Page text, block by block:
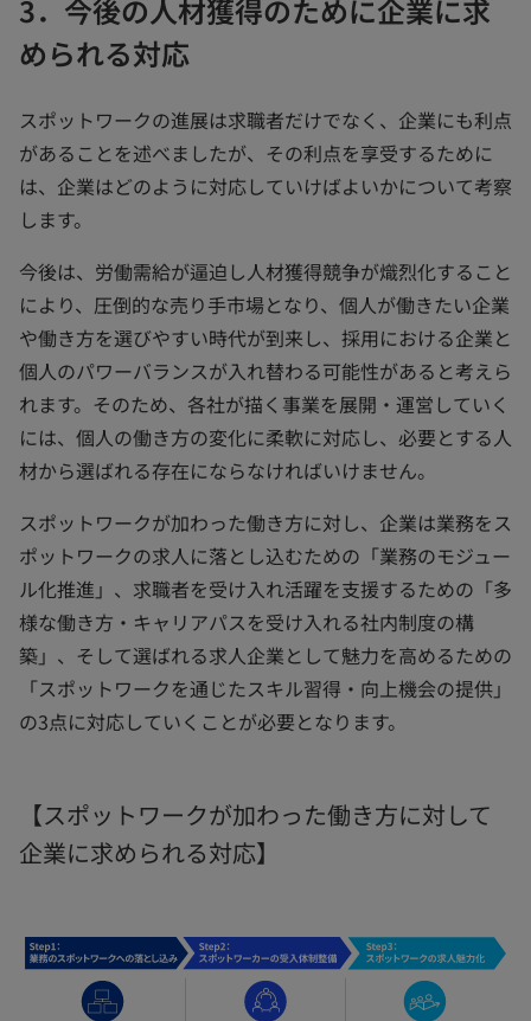
3．今後の人材獲得のために企業に求
められる対応
スポットワークの進展は求職者だけでなく、企業にも利点
があることを述べましたが、その利点を享受するために
は、企業はどのように対応していけばよいかについて考察
します。
今後は、労働需給が逼迫し人材獲得競争が熾烈化すること
により、圧倒的な売り手市場となり、個人が働きたい企業
や働き方を選びやすい時代が到来し、採用における企業と
個人のパワーバランスが入れ替わる可能性があると考えら
れます。そのため、各社が描く事業を展開・運営していく
には、個人の働き方の変化に柔軟に対応し、必要とする人
材から選ばれる存在にならなければいけません。
スポットワークが加わった働き方に対し、企業は業務をス
ポットワークの求人に落とし込むための「業務のモジュー
ル化推進」、求職者を受け入れ活躍を支援するための「多
様な働き方・キャリアパスを受け入れる社内制度の構
築」、そして選ばれる求人企業として魅力を高めるための
「スポットワークを通じたスキル習得・向上機会の提供」
の3点に対応していくことが必要となります。
【スポットワークが加わった働き方に対して
企業に求められる対応】